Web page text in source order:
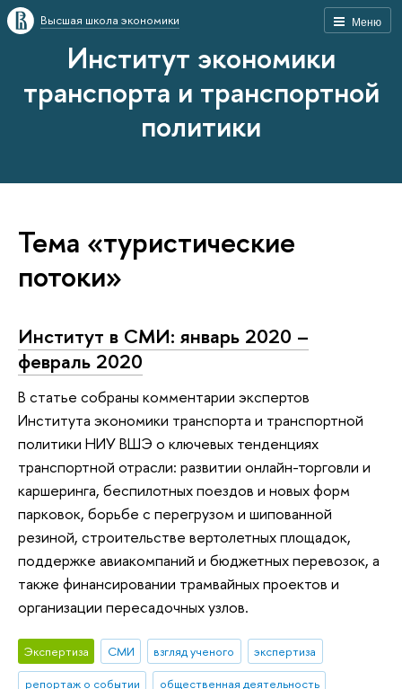
Меню
Высшая школа экономики
Институт экономики
транспорта и транспортной
политики
Тема «туристические
потоки»
Институт в СМИ: январь 2020 –
февраль 2020
В статье собраны комментарии экспертов
Института экономики транспорта и транспортной
политики НИУ ВШЭ о ключевых тенденциях
транспортной отрасли: развитии онлайн-торговли и
каршеринга, беспилотных поездов и новых форм
парковок, борьбе с перегрузом и шипованной
резиной, строительстве вертолетных площадок,
поддержке авиакомпаний и бюджетных перевозок, а
также финансировании трамвайных проектов и
организации пересадочных узлов.
Экспертиза СМИ взгляд ученого
экспертиза
репортаж о событии
общественная деятельность